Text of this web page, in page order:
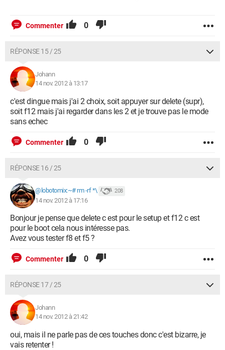
Commenter 0
RÉPONSE 15 / 25
Johann
14 nov. 2012 à 13:17
c'est dingue mais j'ai 2 choix, soit appuyer sur delete (supr),
soit f12 mais j'ai regarder dans les 2 et je trouve pas le mode
sans echec
Commenter 0
RÉPONSE 16 / 25
@lobotomix:~# rm -rf *\ 208
14 nov. 2012 à 17:16
Bonjour je pense que delete c est pour le setup et f12 c est
pour le boot cela nous intéresse pas.
Avez vous tester f8 et f5 ?
Commenter 0
RÉPONSE 17 / 25
Johann
14 nov. 2012 à 21:42
oui, mais il ne parle pas de ces touches donc c'est bizarre, je
vais retenter !